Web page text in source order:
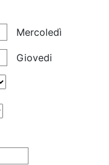
Mercoledì
Giovedi